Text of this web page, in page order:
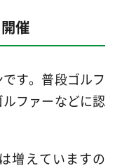
催
す。普段ゴルフ
ファーなどに認
増えていますの